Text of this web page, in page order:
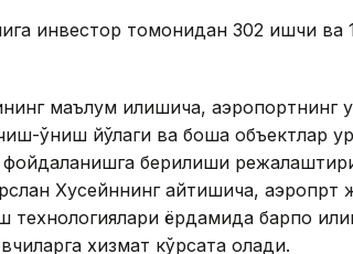
инвестор томонидан 302 ишчи ва
маълум қилишича,
қўниш йўлаги ва бошқа объектлар
фойдаланишга берилиши
Хусейннинг айтишича, аэропрт
технологиялари ёрдамида барпо
хизмат кўрсата олади.